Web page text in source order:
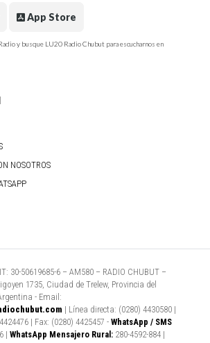
App Store
y busque LU20 Radio Chubut para escucharnos en
NOSOTROS
30-50619685-6 – AM580 – RADIO CHUBUT –
1735, Ciudad de Trelew, Provincia del
- Email:
| Línea directa: (0280) 4430580 |
| Fax: (0280) 4425457 - WhatsApp / SMS
| WhatsApp Mensajero Rural: 280-4592-884 |